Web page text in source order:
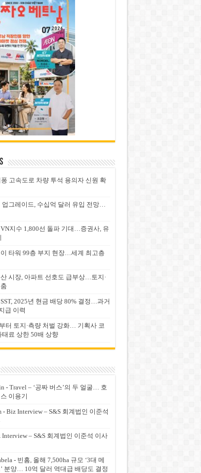
고속도로 차량 투석 용의자 신원 확
업그레이드, 수십억 달러 유입 전망…
지수 1,800선 돌파 기대…증권사, 유
타워 99층 부지 현장…세계 최고층
시장, 아파트 선호도 급부상…토지·
2025년 현금 배당 80% 결정…과거
급 이력
터 토지·측량 처벌 강화… 기획사 코
태료 상한 50배 상향
- Travel – ‘공짜 버스’의 두 얼굴… 호
이용기
- Biz Interview – S&S 회계법인 이준석
Interview – S&S 회계법인 이준석 이사
- 빈홈, 올해 7,500ha 규모 ‘3대 메
분양… 10억 달러 역대급 배당도 결정